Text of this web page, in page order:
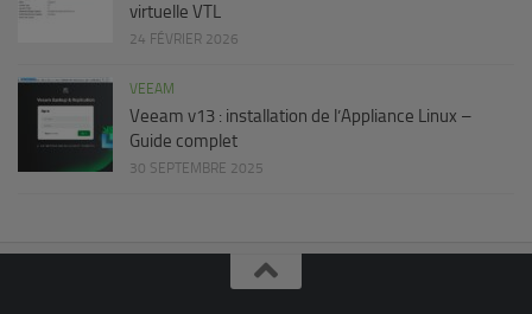
virtuelle VTL
24 FÉVRIER 2026
VEEAM
Veeam v13 : installation de l’Appliance Linux –
Guide complet
30 SEPTEMBRE 2025